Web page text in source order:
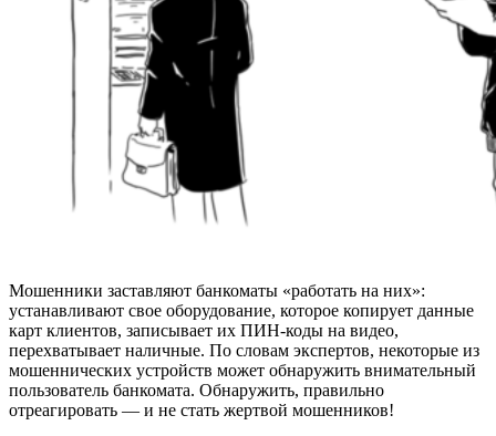
Мошенники заставляют банкоматы «работать на них»:
устанавливают свое оборудование, которое копирует данные
карт клиентов, записывает их ПИН-коды на видео,
перехватывает наличные. По словам экспертов, некоторые из
мошеннических устройств может обнаружить внимательный
пользователь банкомата. Обнаружить, правильно
отреагировать — и не стать жертвой мошенников!